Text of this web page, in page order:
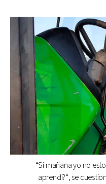
“Si mañana yo no
aprendí?“, se